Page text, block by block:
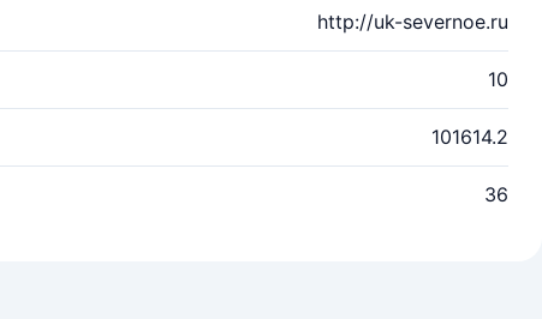
http://uk-severnoe.ru
10
101614.2
36